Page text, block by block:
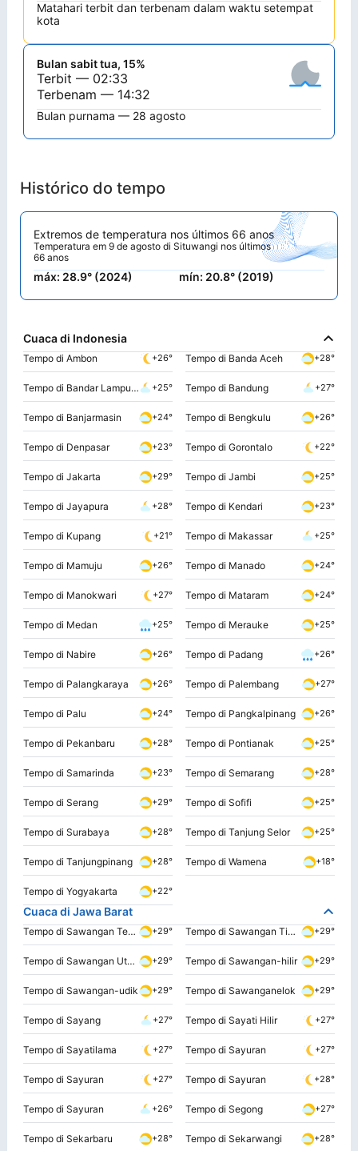
Matahari terbit dan terbenam dalam waktu setempat
kota
Bulan sabit tua, 15%
Terbit — 02:33
Terbenam — 14:32
Bulan purnama — 28 agosto
Histórico do tempo
Extremos de temperatura nos últimos 66 anos
Temperatura em 9 de agosto di Situwangi nos últimos
66 anos
máx: 28.9° (2024) mín: 20.8° (2019)
Cuaca di Indonesia
Tempo di Ambon +26° Tempo di Banda Aceh +28°
Tempo di Bandar Lampung +25° Tempo di Bandung +27°
Tempo di Banjarmasin +24° Tempo di Bengkulu +26°
Tempo di Denpasar +23° Tempo di Gorontalo +22°
Tempo di Jakarta +29° Tempo di Jambi +25°
Tempo di Jayapura +28° Tempo di Kendari +23°
Tempo di Kupang +21° Tempo di Makassar +25°
Tempo di Mamuju +26° Tempo di Manado +24°
Tempo di Manokwari +27° Tempo di Mataram +24°
Tempo di Medan +25° Tempo di Merauke +25°
Tempo di Nabire +26° Tempo di Padang +26°
Tempo di Palangkaraya +26° Tempo di Palembang +27°
Tempo di Palu +24° Tempo di Pangkalpinang +26°
Tempo di Pekanbaru +28° Tempo di Pontianak +25°
Tempo di Samarinda +23° Tempo di Semarang +28°
Tempo di Serang +29° Tempo di Sofifi +25°
Tempo di Surabaya +28° Tempo di Tanjung Selor +25°
Tempo di Tanjungpinang +28° Tempo di Wamena +18°
Tempo di Yogyakarta +22°
Cuaca di Jawa Barat
Tempo di Sawangan Tengah +29° Tempo di Sawangan Timur +29°
Tempo di Sawangan Utara +29° Tempo di Sawangan-hilir +29°
Tempo di Sawangan-udik +29° Tempo di Sawanganelok +29°
Tempo di Sayang +27° Tempo di Sayati Hilir +27°
Tempo di Sayatilama +27° Tempo di Sayuran +27°
Tempo di Sayuran +27° Tempo di Sayuran +28°
Tempo di Sayuran +26° Tempo di Segong +27°
Tempo di Sekarbaru +28° Tempo di Sekarwangi +28°